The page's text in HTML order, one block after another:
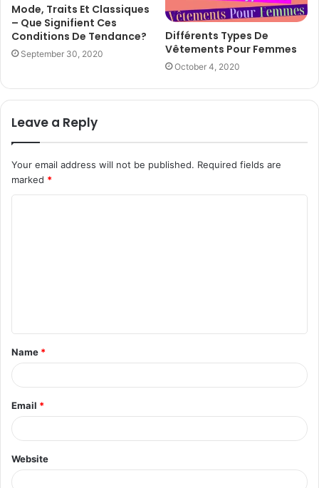
Mode, Traits Et Classiques
– Que Signifient Ces
Conditions De Tendance?
September 30, 2020
Différents Types De
Vêtements Pour Femmes
October 4, 2020
Leave a Reply
Your email address will not be published. Required fields are
marked *
t
*
Name *
Email *
Website